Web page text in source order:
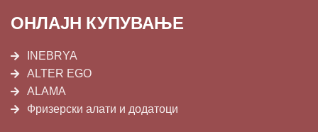
ОНЛАЈН КУПУВАЊЕ
INEBRYA
ALTER EGO
ALAMA
Фризерски алати и додатоци